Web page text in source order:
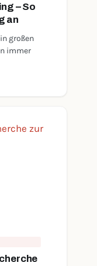
– So
an
großen
immer